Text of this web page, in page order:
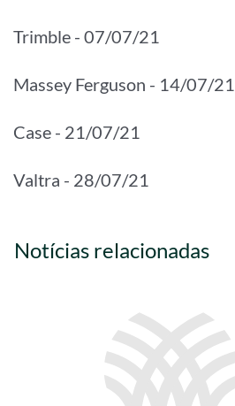
Trimble - 07/07/21
Massey Ferguson - 14/07/21
Case - 21/07/21
Valtra - 28/07/21
Notícias relacionadas